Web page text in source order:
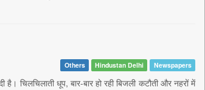
Others Hindustan Delhi Newspapers
चिलचिलाती धूप, बार-बार हो रही बिजली कटौती और नहरों में